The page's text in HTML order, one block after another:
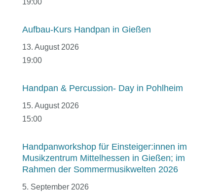
19:00
Aufbau-Kurs Handpan in Gießen
13. August 2026
19:00
Handpan & Percussion- Day in Pohlheim
15. August 2026
15:00
Handpanworkshop für Einsteiger:innen im
Musikzentrum Mittelhessen in Gießen; im
Rahmen der Sommermusikwelten 2026
5. September 2026